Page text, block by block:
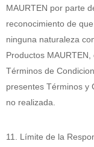
MAURTEN por parte
reconocimiento de
ninguna naturaleza
Productos
Términos de
presentes Términos y
no realizada.
11. Límite de la